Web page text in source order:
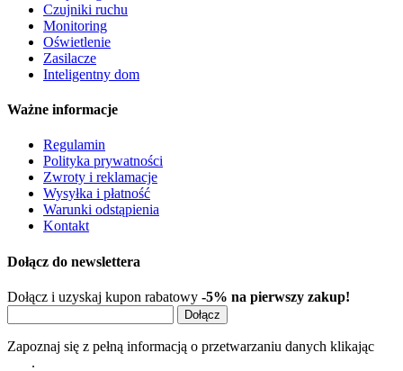
Czujniki ruchu
Monitoring
Oświetlenie
Zasilacze
Inteligentny dom
Ważne informacje
Regulamin
Polityka prywatności
Zwroty i reklamacje
Wysyłka i płatność
Warunki odstąpienia
Kontakt
Dołącz do newslettera
Dołącz i uzyskaj kupon rabatowy -5% na pierwszy zakup!
Dołącz
Zapoznaj się z pełną informacją o przetwarzaniu danych klikając
.